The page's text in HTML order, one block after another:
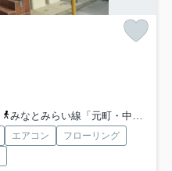
みなとみらい線「元町・中華街」駅 徒歩20分
エアコン
フローリング